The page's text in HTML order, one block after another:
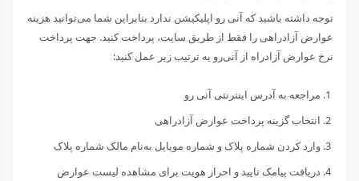
توجه داشته باشید که آنی رو اپلیکیشن ندارد بنابراین شما می‌توانید هزینه
عوارض آزادراهی را فقط از طریق سایت، پرداخت کنید. جهت پرداخت
نرخ عوارض آزادراه از آنی‌رو به ترتیب زیر عمل کنید:
مراجعه به آدرس اینترنتی آنی رو
انتخاب گزینه پرداخت عوارض آزادراهی
وارد کردن شماره پلاک و شماره موبایل به‌نام مالک شماره پلاک
دریافت پیامک تایید و احراز هویت برای مشاهده لیست عوارض